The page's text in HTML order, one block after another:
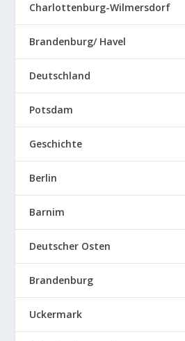
Charlottenburg-Wilmersdorf
Brandenburg/ Havel
Deutschland
Potsdam
Geschichte
Berlin
Barnim
Deutscher Osten
Brandenburg
Uckermark